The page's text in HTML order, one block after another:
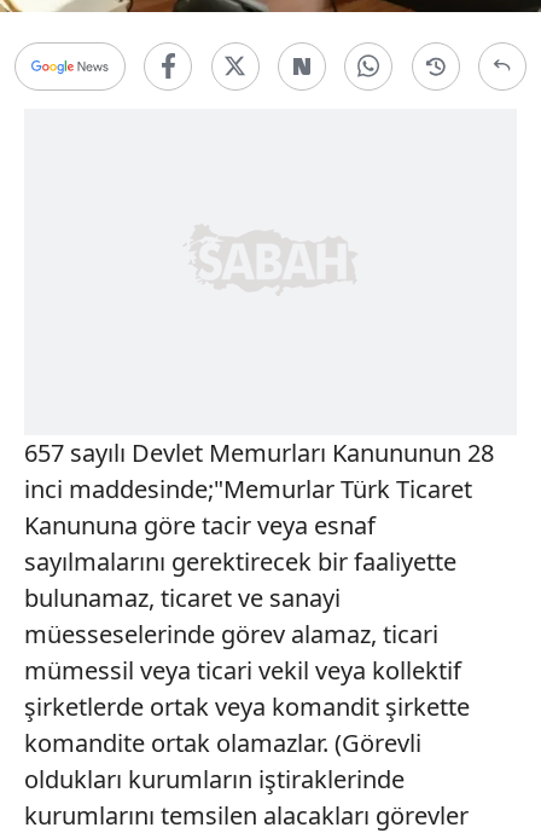
657 sayılı Devlet Memurları Kanununun 28
inci maddesinde;"Memurlar Türk Ticaret
Kanununa göre tacir veya esnaf
sayılmalarını gerektirecek bir faaliyette
bulunamaz, ticaret ve sanayi
müesseselerinde görev alamaz, ticari
mümessil veya ticari vekil veya kollektif
şirketlerde ortak veya komandit şirkette
komandite ortak olamazlar. (Görevli
oldukları kurumların iştiraklerinde
kurumlarını temsilen alacakları görevler